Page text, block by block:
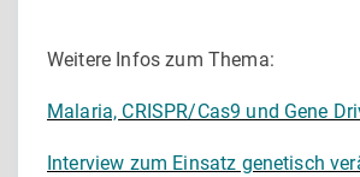
Weitere Infos zum Thema:
Malaria, CRISPR/Cas9 und Gene
Interview zum Einsatz genetisch